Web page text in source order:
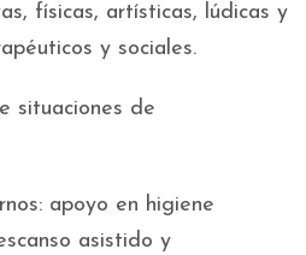
físicas, artísticas, lúdicas y
y sociales.
situaciones de
apoyo en higiene
asistido y